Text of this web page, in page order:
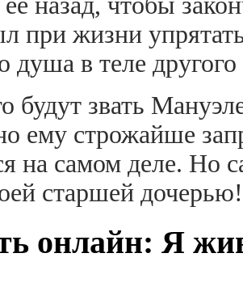
при жизни
душа в теле
будут звать
ему строжайше
на самом деле. Но
старшей дочерью!
онлайн: Я